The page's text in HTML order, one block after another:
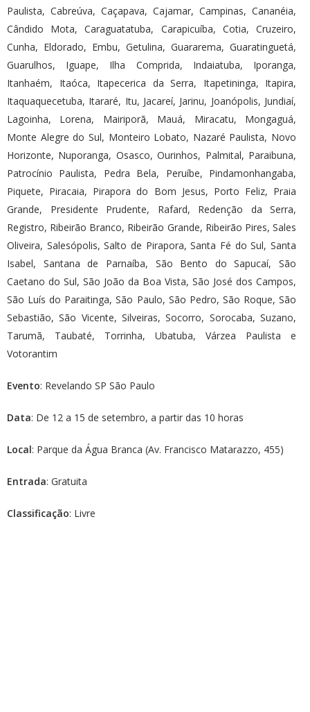
Paulista, Cabreúva, Caçapava, Cajamar, Campinas, Cananéia,
Cândido Mota, Caraguatatuba, Carapicuíba, Cotia, Cruzeiro,
Cunha, Eldorado, Embu, Getulina, Guararema, Guaratinguetá,
Guarulhos, Iguape, Ilha Comprida, Indaiatuba, Iporanga,
Itanhaém, Itaóca, Itapecerica da Serra, Itapetininga, Itapira,
Itaquaquecetuba, Itararé, Itu, Jacareí, Jarinu, Joanópolis, Jundiaí,
Lagoinha, Lorena, Mairiporã, Mauá, Miracatu, Mongaguá,
Monte Alegre do Sul, Monteiro Lobato, Nazaré Paulista, Novo
Horizonte, Nuporanga, Osasco, Ourinhos, Palmital, Paraibuna,
Patrocínio Paulista, Pedra Bela, Peruíbe, Pindamonhangaba,
Piquete, Piracaia, Pirapora do Bom Jesus, Porto Feliz, Praia
Grande, Presidente Prudente, Rafard, Redenção da Serra,
Registro, Ribeirão Branco, Ribeirão Grande, Ribeirão Pires, Sales
Oliveira, Salesópolis, Salto de Pirapora, Santa Fé do Sul, Santa
Isabel, Santana de Parnaíba, São Bento do Sapucaí, São
Caetano do Sul, São João da Boa Vista, São José dos Campos,
São Luís do Paraitinga, São Paulo, São Pedro, São Roque, São
Sebastião, São Vicente, Silveiras, Socorro, Sorocaba, Suzano,
Tarumã, Taubaté, Torrinha, Ubatuba, Várzea Paulista e
Votorantim
Evento: Revelando SP São Paulo
Data: De 12 a 15 de setembro, a partir das 10 horas
Local: Parque da Água Branca (Av. Francisco Matarazzo, 455)
Entrada: Gratuita
Classificação: Livre